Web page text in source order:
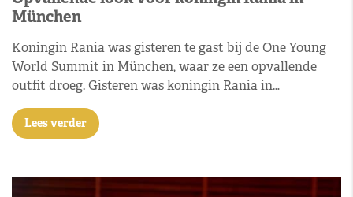
München
Koningin Rania was gisteren te gast bij de One Young
World Summit in München, waar ze een opvallende
outfit droeg. Gisteren was koningin Rania in…
Lees verder